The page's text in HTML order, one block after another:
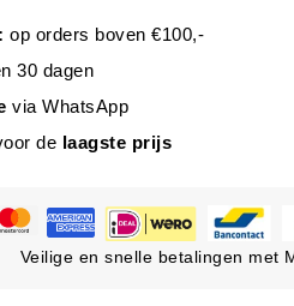
:op orders boven €100,-
30 dagen
via WhatsApp
de laagste prijs
Veilige en snelle betalingen met